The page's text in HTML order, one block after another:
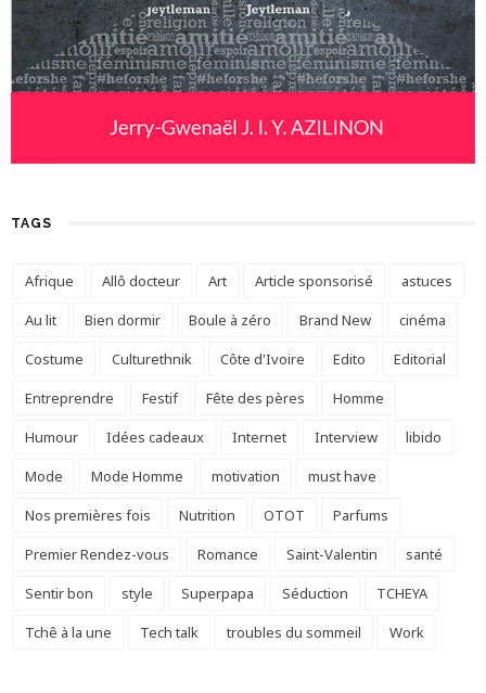
TAGS
Afrique Allô docteur Art Article sponsorisé
astuces
Au lit
Bien dormir Boule à zéro Brand New
cinéma
Costume
Culturethnik Côte d'Ivoire Edito
Editorial
Entreprendre
Festif Fête des pères
Homme
Humour
Idées cadeaux Internet Interview
libido
Mode
Mode Homme motivation
must have
Nos premières fois
Nutrition OTOT
Parfums
Premier Rendez-vous
Romance Saint-Valentin
santé
Sentir bon
style Superpapa Séduction
TCHEYA
Tchê à la une
Tech talk troubles du sommeil Work